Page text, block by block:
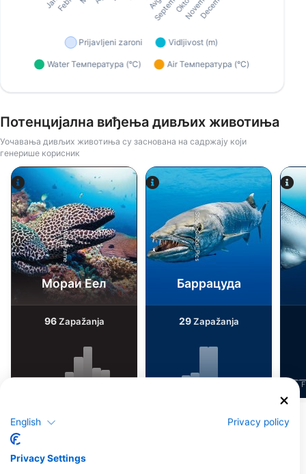
Потенцијална виђења дивљих животиња
Уочавања дивљих животиња су заснована на садржају који
генерише корисник
Alamy-WaterFrame
Мораи Еел
96Zapažanja
iStock-Global_Pics
Баррацуда
29Zapažanja
J F
Ронилачки центри нуде услуге
угоститељства на овој ронилачкој
локацији
English Privacy policy
Privacy Settings